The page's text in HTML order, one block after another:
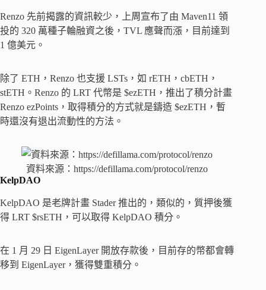
Renzo 先前揭露的資訊較少，上周宣布了由 Maven11 領
投的 320 萬種子輪融資之後，TVL 應聲而漲，目前達到
1 億美元。
除了 ETH，Renzo 也支援 LSTs，如 rETH，cbETH，
stETH。Renzo 的 LRT 代幣是 $ezETH，推出了積分計畫
Renzo ezPoints，取得積分的方式就是鑄造 $ezETH，暫
時還沒有退出流動性的方法。
資料來源：https://defillama.com/protocol/renzo
KelpDAO
KelpDAO 是老牌計畫 Stader 推出的，類似的，質押後獲
得 LRT $rsETH，可以取得 KelpDAO 積分。
在 1 月 29 日 EigenLayer 開放存款後，目前存的幣都會轉
移到 EigenLayer，獲得雙重積分。